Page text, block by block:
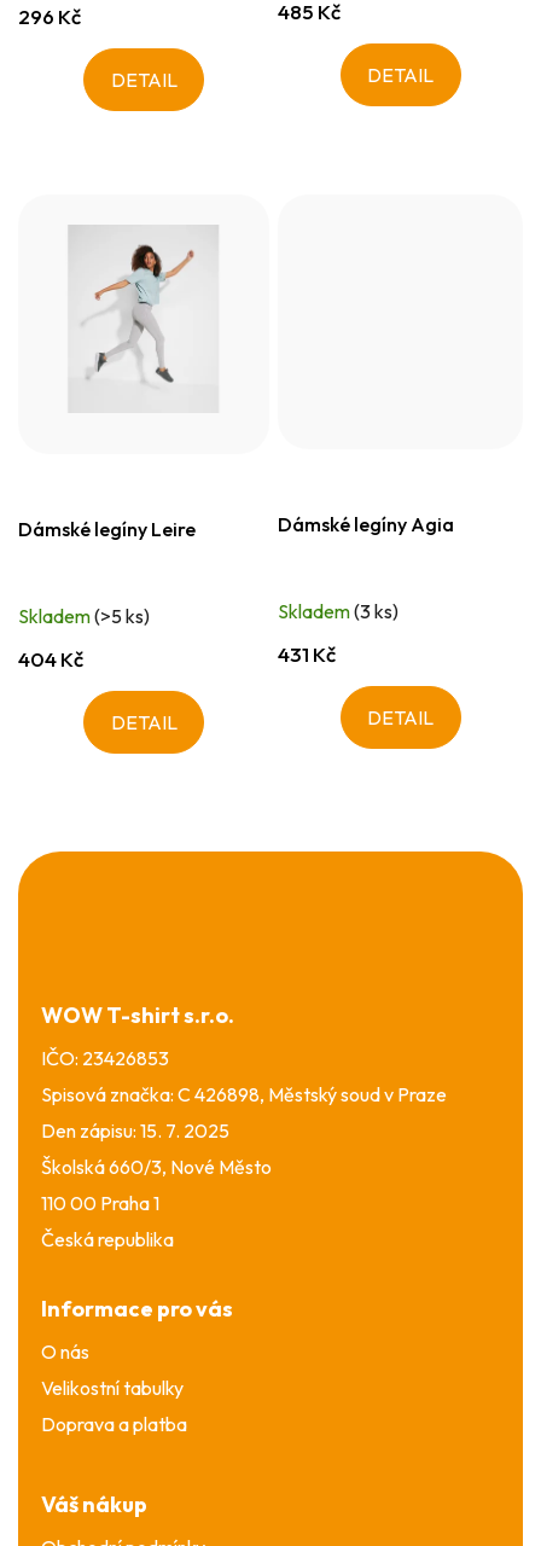
296 Kč
DETAIL
485 Kč
DETAIL
Dámské legíny Leire
Skladem(>5 ks)
404 Kč
DETAIL
Dámské legíny Agia
Skladem(3 ks)
431 Kč
DETAIL
Z
á
WOW T-shirt s.r.o.
IČO: 23426853
Spisová značka: C 426898, Městský soud v Praze
Den zápisu: 15. 7. 2025
Školská 660/3, Nové Město
110 00 Praha 1
Česká republika
Informace pro vás
O nás
Velikostní tabulky
Doprava a platba
Váš nákup